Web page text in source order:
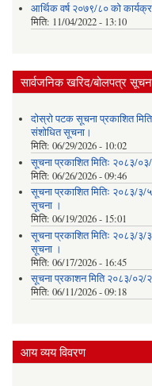
आर्थिक वर्ष २०७९/८० को
मिति: 11/04/2022 - 13:10
सार्वजनिक खरिद/बोलपत्र
दोस्रो पटक सूचना प्रकाशित
संशोधित सूचना।
मिति: 06/29/2026 - 10:02
सूचना प्रकाशित मितिः २०८३/०३/
मिति: 06/26/2026 - 09:46
सूचना प्रकाशित मितिः २०८३/
सूचना ।
मिति: 06/19/2026 - 15:01
सूचना प्रकाशित मितिः २०८३/
सूचना ।
मिति: 06/17/2026 - 16:45
सूचना प्रकाशन मिति २०८३/०२/
मिति: 06/11/2026 - 09:18
आय व्यय विवरण